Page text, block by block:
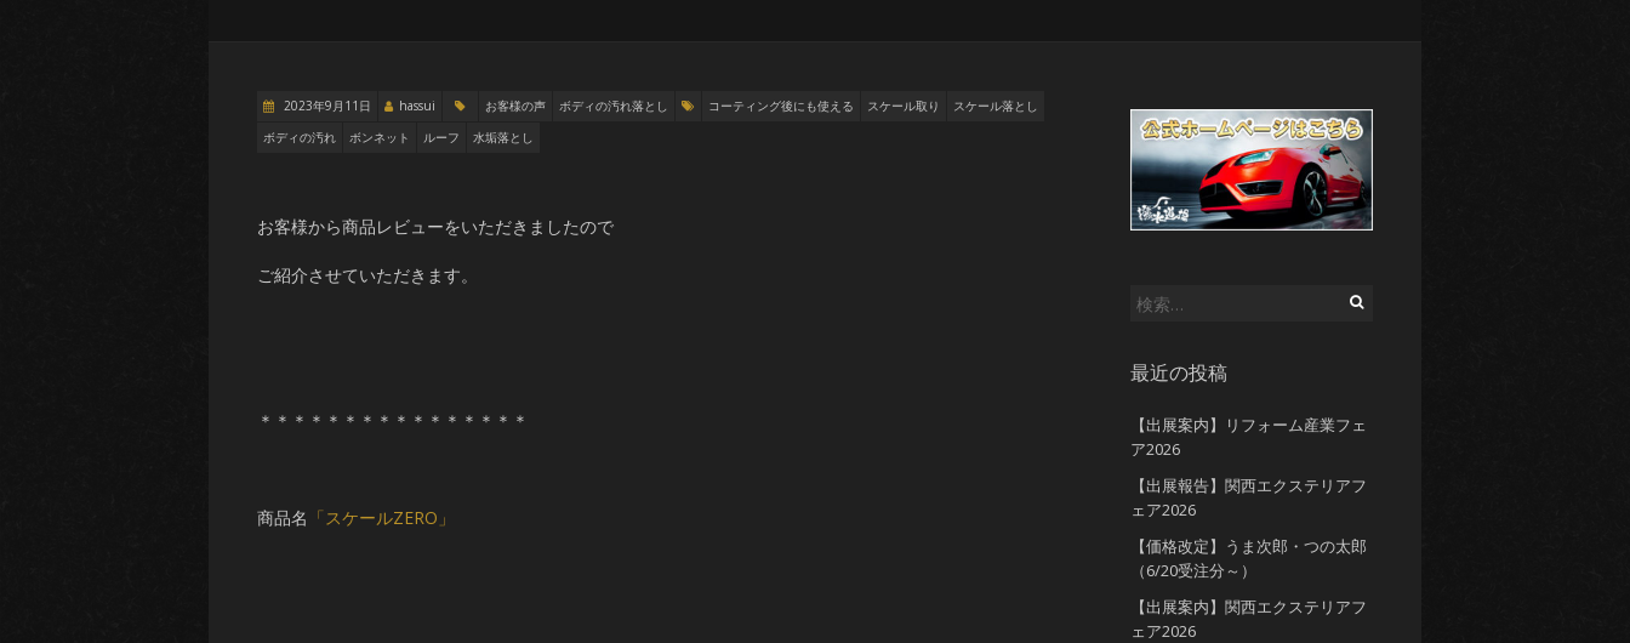
2023年9月11日 hassui お客様の声 ボディの汚れ落とし コーティング後にも使える スケール取り
スケール落とし
ボディの汚れ
ボンネット ルーフ 水垢落とし
お客様から商品レビューをいただきましたので
ご紹介させていただきます。
＊＊＊＊＊＊＊＊＊＊＊＊＊＊＊＊
商品名 「スケールZERO」
検
最近の投稿
【出展案内】リフォーム産業フェ
ア2026
【出展報告】関西エクステリアフ
ェア2026
【価格改定】うま次郎・つの太郎
（6/20受注分～）
【出展案内】関西エクステリアフ
ェア2026